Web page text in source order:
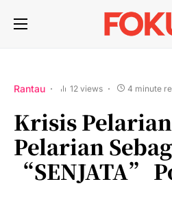
Rantau 12 views 4 minute
Krisis
Pelarian
“SENJATA”